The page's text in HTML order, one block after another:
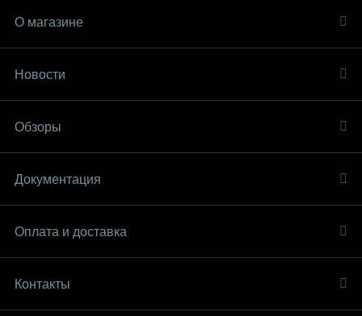
О магазине
Новости
Обзоры
Документация
Оплата и доставка
Контакты